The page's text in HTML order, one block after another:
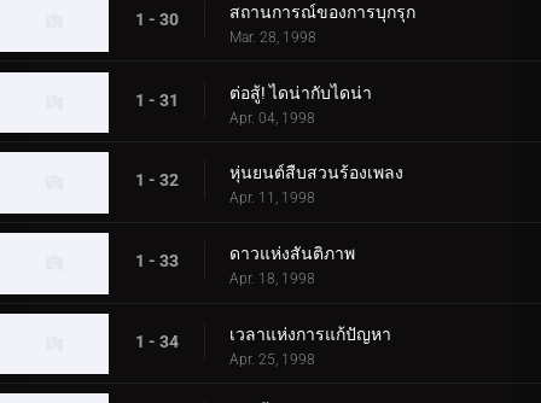
1 - 30 สถานการณ์ของการบุกรุก
Mar. 28, 1998
1 - 31 ต่อสู้! ไดน่ากับไดน่า
Apr. 04, 1998
1 - 32 หุ่นยนต์สืบสวนร้องเพลง
Apr. 11, 1998
1 - 33 ดาวแห่งสันติภาพ
Apr. 18, 1998
1 - 34 เวลาแห่งการแก้ปัญหา
Apr. 25, 1998